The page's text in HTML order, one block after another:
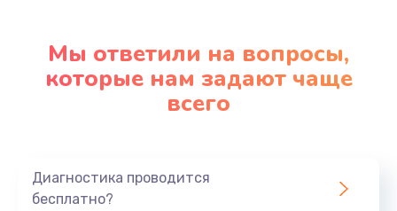
Мы ответили на вопросы,
которые нам задают чаще
всего
Диагностика проводится
бесплатно?